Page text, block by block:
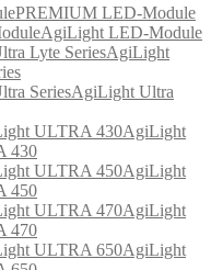
PREMIUM LED-Module
AgiLight LED-Module
AgiLight
AgiLight Ultra
AgiLight
430
AgiLight
450
AgiLight
470
AgiLight